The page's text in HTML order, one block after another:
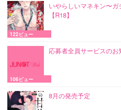
いやらしいマネキン〜
【R18】
122ビュー
応募者全員サービスのお
106ビュー
8月の発売予定